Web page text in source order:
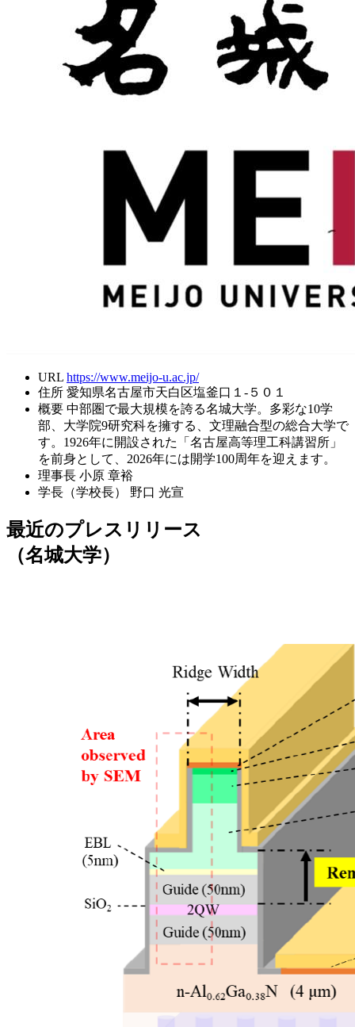
URL https://www.meijo-u.ac.jp/
住所 愛知県名古屋市天白区塩釜口１-５０１
概要 中部圏で最大規模を誇る名城大学。多彩な10学
部、大学院9研究科を擁する、文理融合型の総合大学で
す。1926年に開設された「名古屋高等理工科講習所」
を前身として、2026年には開学100周年を迎えます。
理事長 小原 章裕
学長（学校長）
野口 光宣
最近のプレスリリース
（名城大学）